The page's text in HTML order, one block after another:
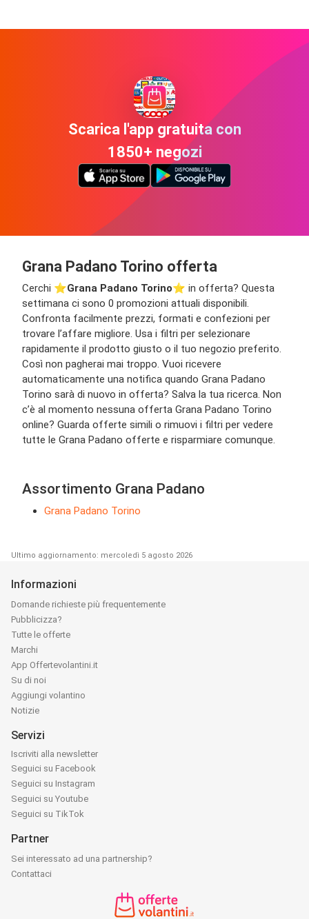
Scarica l'app gratuita con
1850+ negozi
Grana Padano Torino offerta
Cerchi ⭐️Grana Padano Torino⭐️ in offerta? Questa
settimana ci sono 0 promozioni attuali disponibili.
Confronta facilmente prezzi, formati e confezioni per
trovare l’affare migliore. Usa i filtri per selezionare
rapidamente il prodotto giusto o il tuo negozio preferito.
Così non pagherai mai troppo. Vuoi ricevere
automaticamente una notifica quando Grana Padano
Torino sarà di nuovo in offerta? Salva la tua ricerca. Non
c’è al momento nessuna offerta Grana Padano Torino
online? Guarda offerte simili o rimuovi i filtri per vedere
tutte le Grana Padano offerte e risparmiare comunque.
Assortimento Grana Padano
Grana Padano Torino
Ultimo aggiornamento: mercoledì 5 agosto 2026
Informazioni
Domande richieste più frequentemente
Pubblicizza?
Tutte le offerte
Marchi
App Offertevolantini.it
Su di noi
Aggiungi volantino
Notizie
Servizi
Iscriviti alla newsletter
Seguici su Facebook
Seguici su Instagram
Seguici su Youtube
Seguici su TikTok
Partner
Sei interessato ad una partnership?
Contattaci